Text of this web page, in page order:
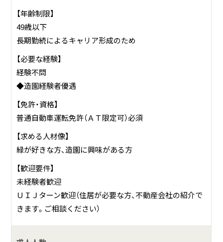
【年齢制限】
49歳以下
長期勤続によるキャリア形成のため
【必要な経験】
経験不問
◆造園経験者優遇
【免許・資格】
普通自動車運転免許（ＡＴ限定可）必須
【求める人材像】
緑が好きな方、造園に興味がある方
【歓迎要件】
未経験者歓迎
ＵＩＪターン歓迎（住居が必要な方、不動産会社の紹介で
きます。ご相談ください）